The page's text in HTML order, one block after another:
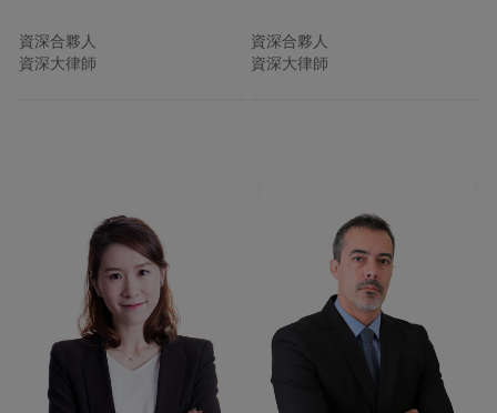
資深合夥人
資深大律師
資深合夥人
資深大律師